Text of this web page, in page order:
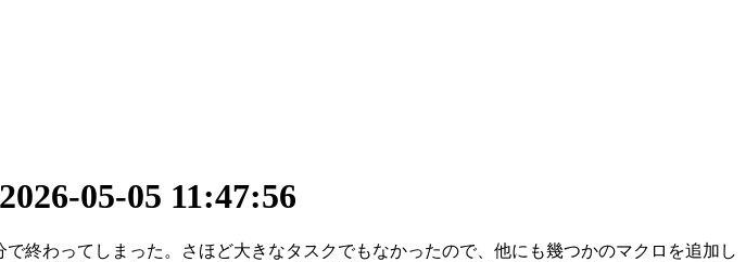
05-05 11:47:56
終わってしまった。さほど大きなタスクでもなかったので、他にも幾つかのマクロを追加し